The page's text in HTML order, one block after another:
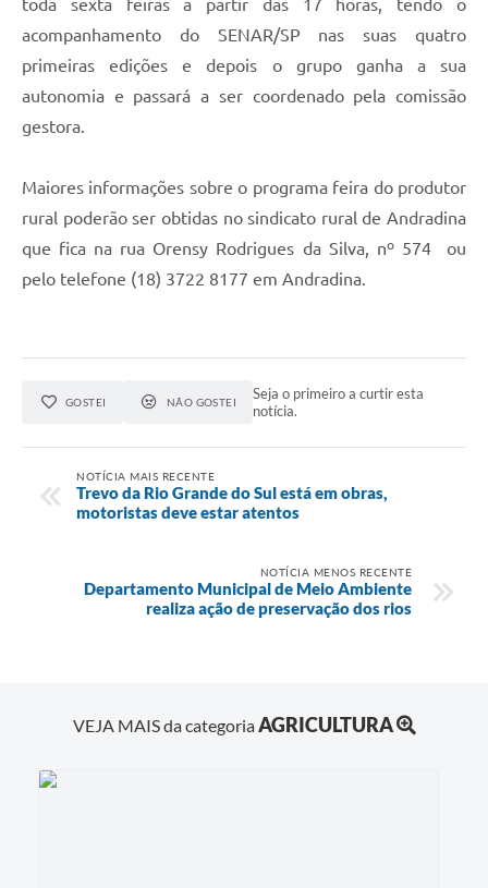
toda sexta feiras a partir das 17 horas, tendo o
acompanhamento do SENAR/SP nas suas quatro
primeiras edições e depois o grupo ganha a sua
autonomia e passará a ser coordenado pela comissão
gestora.
Maiores informações sobre o programa feira do produtor
rural poderão ser obtidas no sindicato rural de Andradina
que fica na rua Orensy Rodrigues da Silva, nº 574 ou
pelo telefone (18) 3722 8177 em Andradina.
GOSTEI NÃO GOSTEI
Seja o primeiro a curtir esta
notícia.
NOTÍCIA MAIS RECENTE
Trevo da Rio Grande do Sul está em obras,
motoristas deve estar atentos
NOTÍCIA MENOS RECENTE
Departamento Municipal de Meio Ambiente
realiza ação de preservação dos rios
VEJA MAIS da categoriaAGRICULTURA